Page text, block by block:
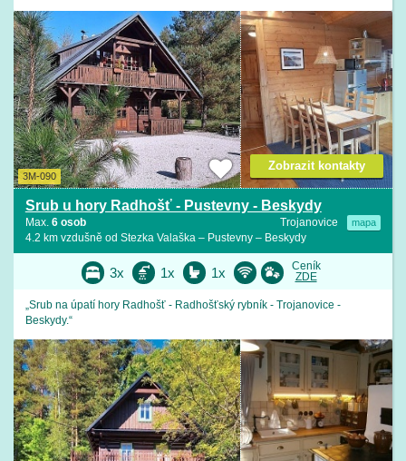
3M-090
Srub u hory Radhošť - Pustevny - Beskydy
Trojanovice mapa
Max. 6 osob
4.2 km vzdušně od Stezka Valaška – Pustevny – Beskydy
Zobrazit kontakty
3x 1x 1x
Ceník
ZDE
„Srub na úpatí hory Radhošť - Radhošťský rybník - Trojanovice -
Beskydy.“